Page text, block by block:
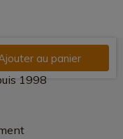
au panier
1998